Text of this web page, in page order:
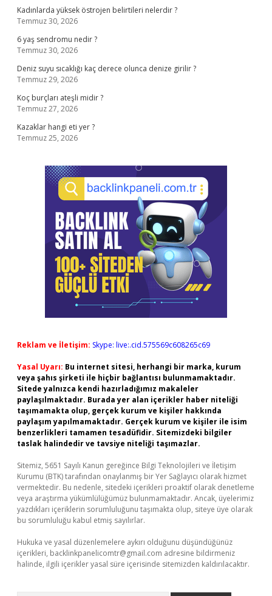
Kadınlarda yüksek östrojen belirtileri nelerdir ?
Temmuz 30, 2026
6 yaş sendromu nedir ?
Temmuz 30, 2026
Deniz suyu sıcaklığı kaç derece olunca denize girilir ?
Temmuz 29, 2026
Koç burçları ateşli midir ?
Temmuz 27, 2026
Kazaklar hangi eti yer ?
Temmuz 25, 2026
Reklam ve İletişim: Skype: live:.cid.575569c608265c69
Yasal Uyarı: Bu internet sitesi, herhangi bir marka, kurum
veya şahıs şirketi ile hiçbir bağlantısı bulunmamaktadır.
Sitede yalnızca kendi hazırladığımız makaleler
paylaşılmaktadır. Burada yer alan içerikler haber niteliği
taşımamakta olup, gerçek kurum ve kişiler hakkında
paylaşım yapılmamaktadır. Gerçek kurum ve kişiler ile isim
benzerlikleri tamamen tesadüfidir. Sitemizdeki bilgiler
taslak halindedir ve tavsiye niteliği taşımazlar.
Sitemiz, 5651 Sayılı Kanun gereğince Bilgi Teknolojileri ve İletişim
Kurumu (BTK) tarafından onaylanmış bir Yer Sağlayıcı olarak hizmet
vermektedir. Bu nedenle, sitedeki içerikleri proaktif olarak denetleme
veya araştırma yükümlülüğümüz bulunmamaktadır. Ancak, üyelerimiz
yazdıkları içeriklerin sorumluluğunu taşımakta olup, siteye üye olarak
bu sorumluluğu kabul etmiş sayılırlar.
Hukuka ve yasal düzenlemelere aykırı olduğunu düşündüğünüz
içerikleri, backlinkpanelicomtr@gmail.com adresine bildirmeniz
halinde, ilgili içerikler yasal süre içerisinde sitemizden kaldırılacaktır.